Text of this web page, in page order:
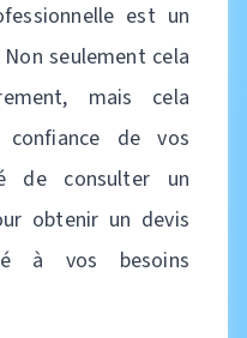
est un
seulement cela
mais cela
de vos
de consulter un
obtenir un devis
à vos besoins